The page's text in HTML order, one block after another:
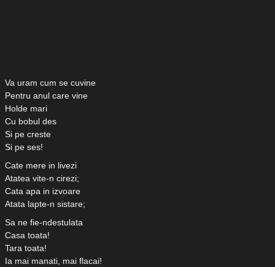
Va uram cum se cuvine
Pentru anul care vine
Holde mari
Cu bobul des
Si pe creste
Si pe ses!
Cate mere in livezi
Atatea vite-n cirezi;
Cata apa in izvoare
Atata lapte-n sistare;
Sa ne fie-ndestulata
Casa toata!
Tara toata!
Ia mai manati, mai flacai!